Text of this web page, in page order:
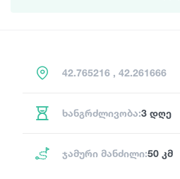
42.765216 , 42.261666
ხანგრძლივობა:3 დღე
ჯამური მანძილი:50 კმ